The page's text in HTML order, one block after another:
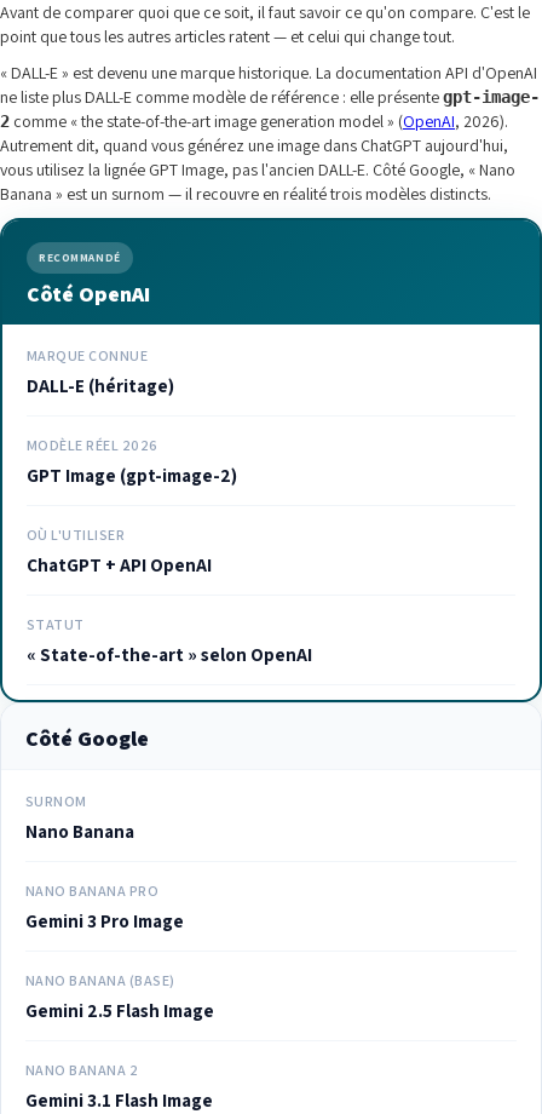
Avant de comparer quoi que ce soit, il faut savoir ce qu'on compare. C'est le
point que tous les autres articles ratent — et celui qui change tout.
« DALL-E » est devenu une marque historique. La documentation API d'OpenAI
ne liste plus DALL-E comme modèle de référence : elle présentegpt-image-
2 comme « the state-of-the-art image generation model » (OpenAI, 2026).
Autrement dit, quand vous générez une image dans ChatGPT aujourd'hui,
vous utilisez la lignée GPT Image, pas l'ancien DALL-E. Côté Google, « Nano
Banana » est un surnom — il recouvre en réalité trois modèles distincts.
RECOMMANDÉ
Côté OpenAI
MARQUE CONNUE
DALL-E (héritage)
MODÈLE RÉEL 2026
GPT Image (gpt-image-2)
OÙ L'UTILISER
ChatGPT + API OpenAI
STATUT
« State-of-the-art » selon OpenAI
Côté Google
SURNOM
Nano Banana
NANO BANANA PRO
Gemini 3 Pro Image
NANO BANANA (BASE)
Gemini 2.5 Flash Image
NANO BANANA 2
Gemini 3.1 Flash Image